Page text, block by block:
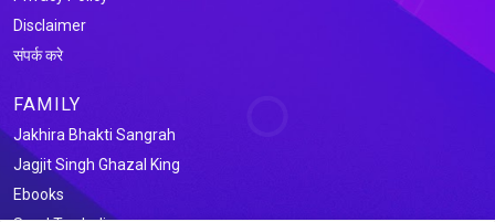
Disclaimer
संपर्क करे
FAMILY
Jakhira Bhakti Sangrah
Jagjit Singh Ghazal King
Ebooks